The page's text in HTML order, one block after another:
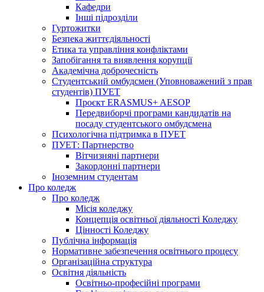
Кафедри
Інші підрозділи
Гуртожитки
Безпека життєдіяльності
Етика та управління конфліктами
Запобігання та виявлення корупції
Академічна доброчесність
Студентський омбудсмен (Уповноважений з прав
студентів) ПУЕТ
Проєкт ERASMUS+ AESOP
Передвиборчі програми кандидатів на
посаду студентського омбудсмена
Психологічна підтримка в ПУЕТ
ПУЕТ: Партнерство
Вітчизняні партнери
Закордонні партнери
Іноземним студентам
Про коледж
Про коледж
Місія коледжу
Концепція освітньої діяльності Коледжу
Цінності Коледжу
Публічна інформація
Нормативне забезпечення освітнього процесу
Організаційна структура
Освітня діяльність
Освітньо-професійні програми